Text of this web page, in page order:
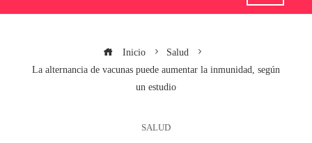
Inicio
Salud
La alternancia de vacunas puede aumentar la inmunidad, según
un estudio
SALUD